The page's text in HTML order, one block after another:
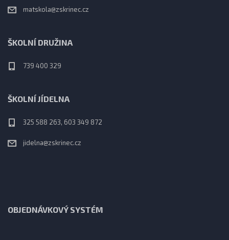
matskola@zskrinec.cz
ŠKOLNÍ DRUŽINA
739 400 329
ŠKOLNÍ JÍDELNA
325 588 263, 603 349 872
jidelna@zskrinec.cz
OBJEDNÁVKOVÝ SYSTÉM